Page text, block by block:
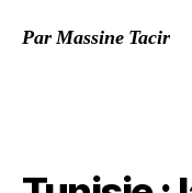
Par Massine Tacir